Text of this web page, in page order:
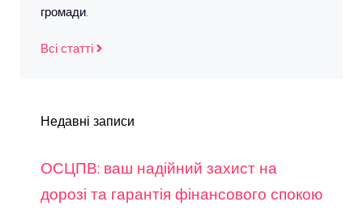
громади.
Всі статті
Недавні записи
ОСЦПВ: ваш надійний захист на
дорозі та гарантія фінансового спокою